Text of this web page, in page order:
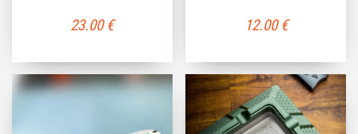
23.00€ 12.00€